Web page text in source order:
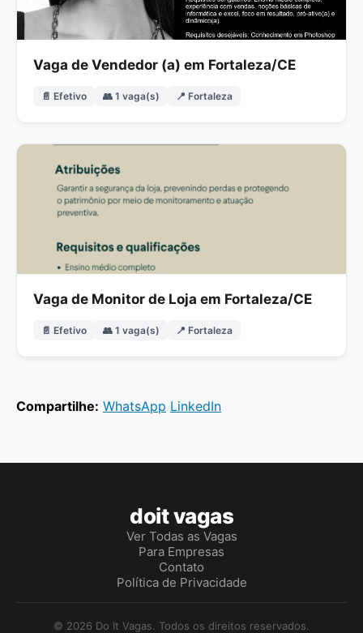
Vaga de Vendedor (a) em Fortaleza/CE
📄 Efetivo 👥 1 vaga(s) 📍 Fortaleza
Vaga de Monitor de Loja em Fortaleza/CE
📄 Efetivo 👥 1 vaga(s) 📍 Fortaleza
Compartilhe: WhatsApp LinkedIn
doit vagas
Ver Todas as Vagas
Para Empresas
Contato
Política de Privacidade
© 2026 Do It Vagas. Todos os direitos reservados.